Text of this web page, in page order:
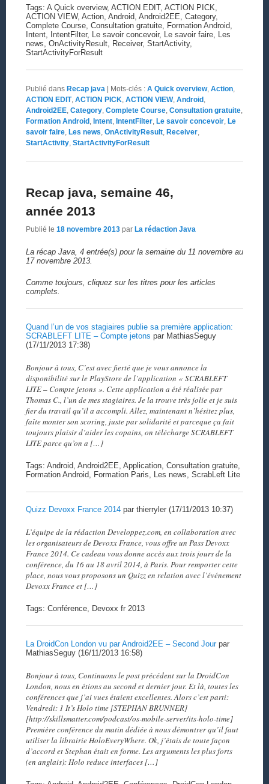
Tags: A Quick overview, ACTION EDIT, ACTION PICK,
ACTION VIEW, Action, Android, Android2EE, Category,
Complete Course, Consultation gratuite, Formation Android,
Intent, IntentFilter, Le savoir concevoir, Le savoir faire, Les
news, OnActivityResult, Receiver, StartActivity,
StartActivityForResult
Publié dans Recap java | Mots-clés : A Quick overview, Action,
ACTION EDIT, ACTION PICK ACTION VIEW, Android,
Android2EE, Category, Complete Course, Consultation gratuite,
Formation Android, Intent, IntentFilter, Le savoir concevoir, Le
savoir faire, Les news OnActivityResult, Receiver,
StartActivity, StartActivityForResult
Recap java, semaine 46,
année 2013
Publié le 18 novembre 2013 par La rédaction Java
La récap Java, 4 entrée(s) pour la semaine du 11 novembre au
17 novembre 2013.
Comme toujours, cliquez sur les titres pour les articles
complets.
Quand l’un de vos stagiaires publie sa première application:
SCRABLEFT LITE – Compte jetons par MathiasSeguy
(17/11/2013 17:38)
Bonjour à tous, C’est avec fierté que je vous annonce la
disponibilité sur le PlayStore de l’application « SCRABLEFT
LITE – Compte jetons ». Cette application a été réalisée par
Thomas C., l’un de mes stagiaires. Je la trouve très jolie et je suis
fier du travail qu’il a accompli. Allez, maintenant n’hésitez plus,
faîte monter son scoring, juste par solidarité et parceque ça fait
toujours plaisir d’aider les copains, on télécharge SCRABLEFT
LITE parce qu’on a […]
Tags: Android, Android2EE, Application, Consultation gratuite,
Formation Android, Formation Paris, Les news, ScrabLeft Lite
Quizz Devoxx France 2014par thierryler (17/11/2013 10:37)
L’équipe de la rédaction Developpez.com, en collaboration avec
les organisateurs de Devoxx France, vous offre un Pass Devoxx
France 2014. Ce cadeau vous donne accès aux trois jours de la
conférence, du 16 au 18 avril 2014, à Paris. Pour remporter cette
place, nous vous proposons un Quizz en relation avec l’événement
Devoxx France et […]
Tags: Conférence, Devoxx fr 2013
La DroidCon London vu par Android2EE – Second Jourpar
MathiasSeguy (16/11/2013 16:58)
Bonjour à tous, Continuons le post précédent sur la DroidCon
London, nous en étions au second et dernier jour. Et là, toutes les
conférences que j’ai vues étaient excellentes. Alors c’est parti:
Vendredi: 1 It’s Holo time [STEPHAN BRUNNER]
[http://skillsmatter.com/podcast/os-mobile-server/its-holo-time]
Première conférence du matin dédiée à nous démontrer qu’il faut
utiliser la librairie HoloEveryWhere. Ok, j’étais de toute façon
d’accord et Stephan était en forme. Les arguments les plus forts
(en anglais): Holo reduce interfaces […]